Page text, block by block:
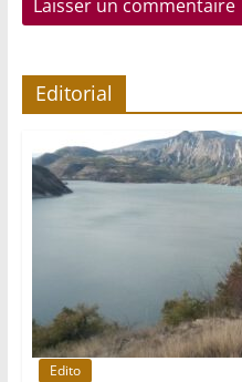
Editorial
Edito